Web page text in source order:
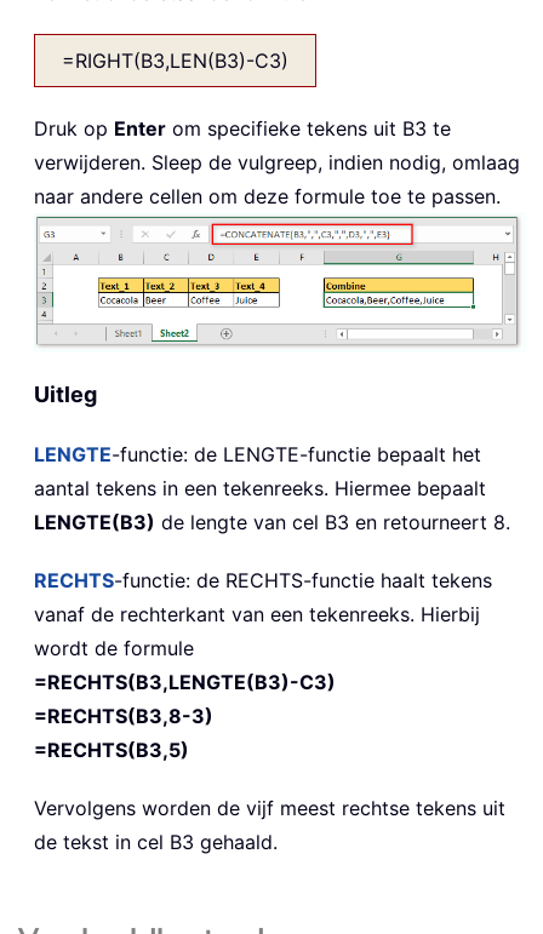
=RIGHT(B3,LEN(B3)-C3)
Druk op Enter om specifieke tekens uit B3 te
verwijderen. Sleep de vulgreep, indien nodig, omlaag
naar andere cellen om deze formule toe te passen.
Uitleg
LENGTE-functie: de LENGTE-functie bepaalt het
aantal tekens in een tekenreeks. Hiermee bepaalt
LENGTE(B3) de lengte van cel B3 en retourneert 8.
RECHTS-functie: de RECHTS-functie haalt tekens
vanaf de rechterkant van een tekenreeks. Hierbij
wordt de formule
=RECHTS(B3,LENGTE(B3)-C3)
=RECHTS(B3,8-3)
=RECHTS(B3,5)
Vervolgens worden de vijf meest rechtse tekens uit
de tekst in cel B3 gehaald.